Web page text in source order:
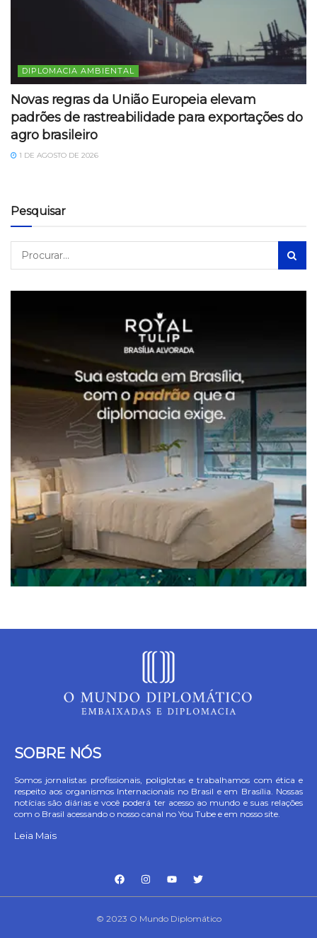
DIPLOMACIA AMBIENTAL
Novas regras da União Europeia elevam
padrões de rastreabilidade para exportações do
agro brasileiro
1 DE AGOSTO DE 2026
Pesquisar
SOBRE NÓS
Somos jornalistas profissionais, poliglotas e trabalhamos com ética e
respeito aos organismos Internacionais no Brasil e em Brasília. Nossas
notícias são diárias e você poderá ter acesso ao mundo e suas relações
com o Brasil acessando o nosso canal no You Tube e em nosso site.
Leia Mais
© 2023 O Mundo Diplomático